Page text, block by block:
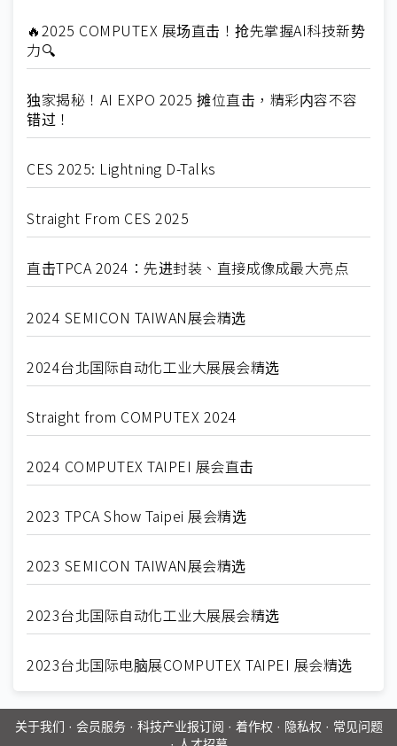
🔥2025 COMPUTEX 展场直击！抢先掌握AI科技新势
力🔍
独家揭秘！AI EXPO 2025 摊位直击，精彩内容不容
错过！
CES 2025: Lightning D-Talks
Straight From CES 2025
直击TPCA 2024：先进封装、直接成像成最大亮点
2024 SEMICON TAIWAN展会精选
2024台北国际自动化工业大展展会精选
Straight from COMPUTEX 2024
2024 COMPUTEX TAIPEI 展会直击
2023 TPCA Show Taipei 展会精选
2023 SEMICON TAIWAN展会精选
2023台北国际自动化工业大展展会精选
2023台北国际电脑展COMPUTEX TAIPEI 展会精选
关于我们 · 会员服务· 科技产业报订阅 · 着作权 · 隐私权 · 常见问题